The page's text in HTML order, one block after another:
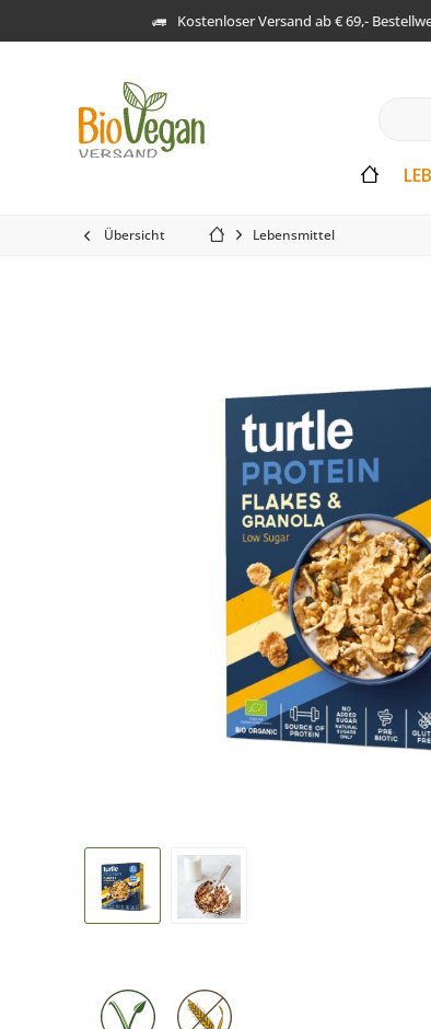
Kostenloser Versand ab € 69,-
Übersicht Lebensmittel